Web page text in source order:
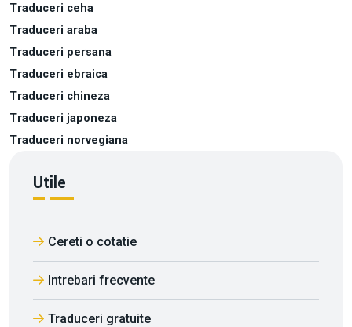
Traduceri ceha
Traduceri araba
Traduceri persana
Traduceri ebraica
Traduceri chineza
Traduceri japoneza
Traduceri norvegiana
Utile
Cereti o cotatie
Intrebari frecvente
Traduceri gratuite